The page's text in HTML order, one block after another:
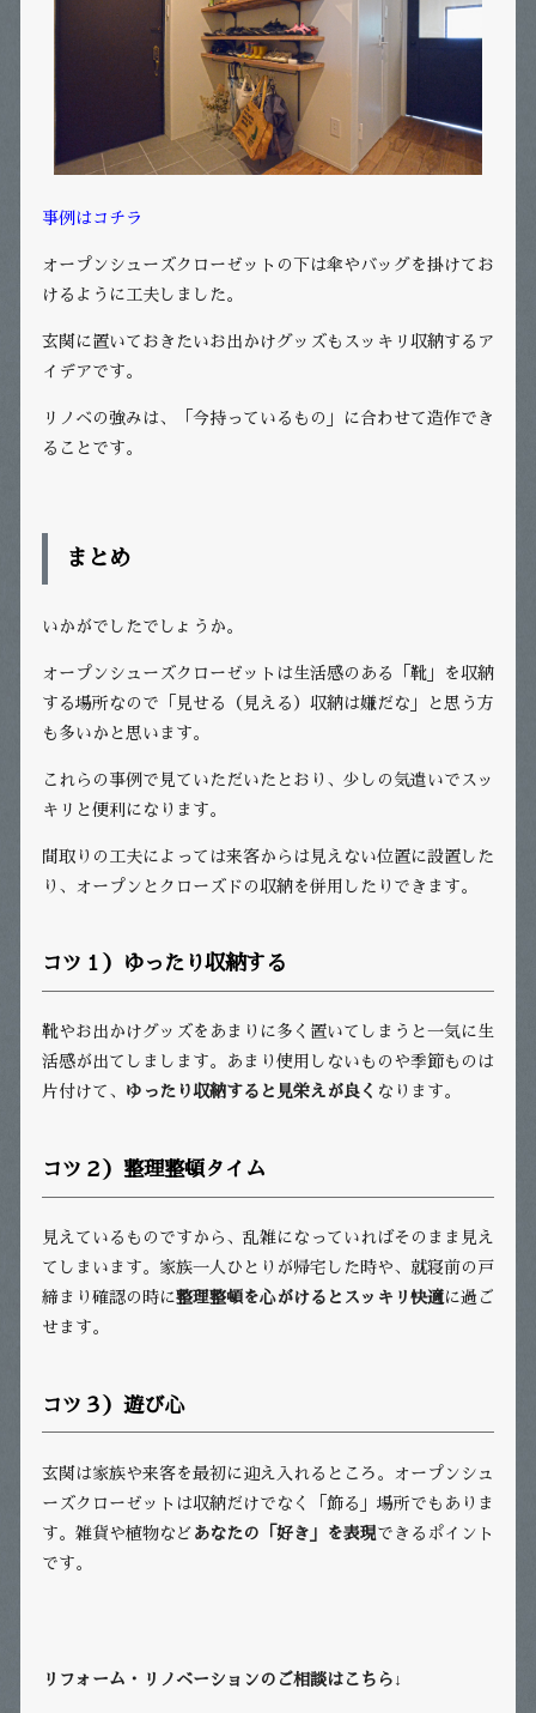
事例はコチラ
オープンシューズクローゼットの下は傘やバッグを掛けてお
けるように工夫しました。
玄関に置いておきたいお出かけグッズもスッキリ収納するア
イデアです。
リノベの強みは、「今持っているもの」に合わせて造作でき
ることです。
まとめ
いかがでしたでしょうか。
オープンシューズクローゼットは生活感のある「靴」を収納
する場所なので「見せる（見える）収納は嫌だな」と思う方
も多いかと思います。
これらの事例で見ていただいたとおり、少しの気遣いでスッ
キリと便利になります。
間取りの工夫によっては来客からは見えない位置に設置した
り、オープンとクローズドの収納を併用したりできます。
コツ１）ゆったり収納する
靴やお出かけグッズをあまりに多く置いてしまうと一気に生
活感が出てしまします。あまり使用しないものや季節ものは
片付けて、 ゆったり収納すると見栄えが良く なります。
コツ２）整理整頓タイム
見えているものですから、乱雑になっていればそのまま見え
てしまいます。家族一人ひとりが帰宅した時や、就寝前の戸
締まり確認の時に整理整頓を心がけるとスッキリ快適に過ご
せます。
コツ３）遊び心
玄関は家族や来客を最初に迎え入れるところ。オープンシュ
ーズクローゼットは収納だけでなく「飾る」場所でもありま
す。雑貨や植物など あなたの「好き」を表現できるポイント
です。
リフォーム・リノベーションのご相談はこちら↓